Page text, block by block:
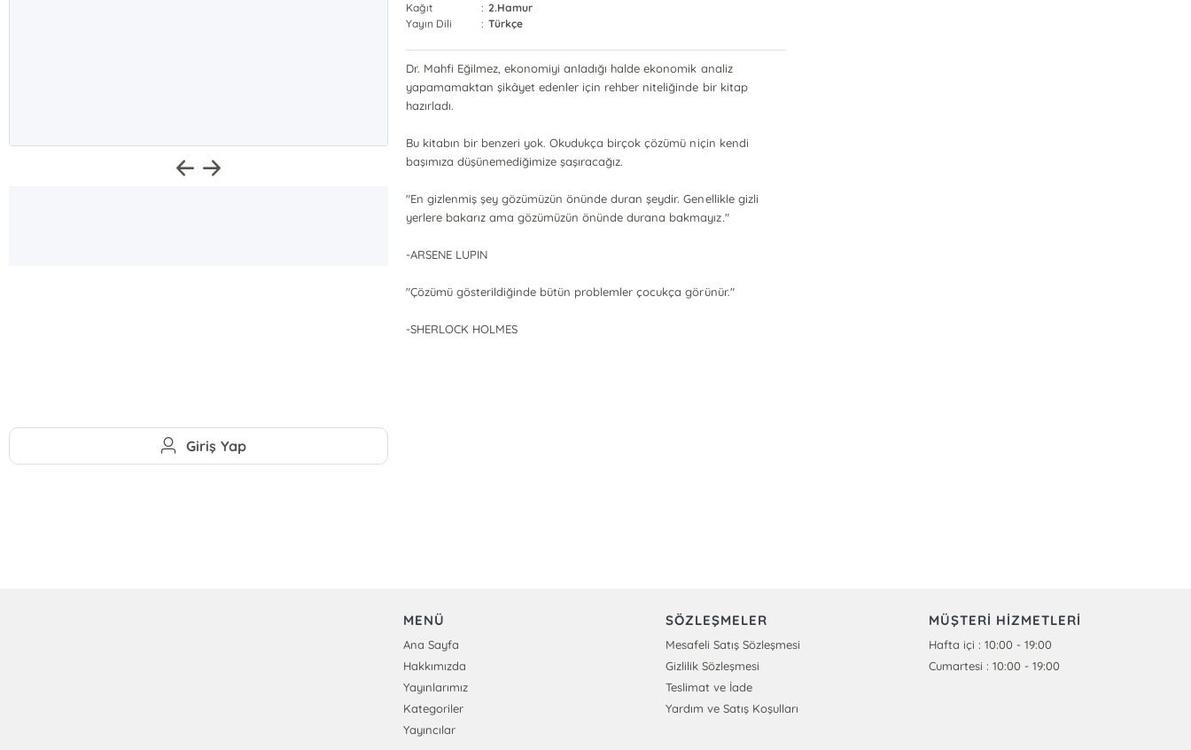
Kağıt
: 2.Hamur
Yayın Dili
: Türkçe
Dr. Mahfi Eğilmez, ekonomiyi anladığı halde ekonomik analiz
yapamamaktan şikâyet edenler için rehber niteliğinde bir kitap
hazırladı.
Bu kitabın bir benzeri yok. Okudukça birçok çözümü niçin kendi
başımıza düşünemediğimize şaşıracağız.
"En gizlenmiş şey gözümüzün önünde duran şeydir. Genellikle gizli
yerlere bakarız ama gözümüzün önünde durana bakmayız."
-ARSENE LUPIN
"Çözümü gösterildiğinde bütün problemler çocukça görünür."
-SHERLOCK HOLMES
Giriş Yap
MENÜ
Ana Sayfa
Hakkımızda
Yayınlarımız
Kategoriler
Yayıncılar
SÖZLEŞMELER
Mesafeli Satış Sözleşmesi
Gizlilik Sözleşmesi
Teslimat ve İade
Yardım ve Satış Koşulları
MÜŞTERİ HİZMETLERİ
Hafta içi : 10:00 - 19:00
Cumartesi : 10:00 - 19:00